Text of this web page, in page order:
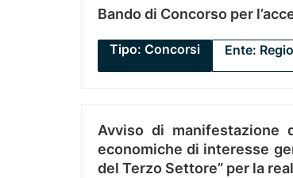
Bando di Concorso per
Tipo: Concorsi Ente:
Avviso di
economiche di interesse
del Terzo Settore” per la